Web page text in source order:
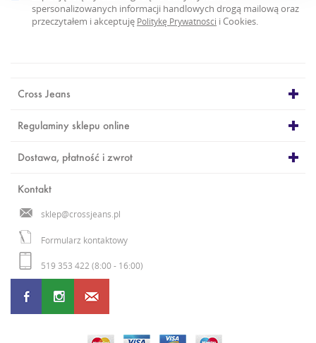
spersonalizowanych informacji handlowych drogą mailową oraz
przeczytałem i akceptuję Politykę Prywatności i Cookies.
Cross Jeans
Regulaminy sklepu online
Dostawa, płatność i zwrot
Kontakt
sklep@crossjeans.pl
Formularz kontaktowy
519 353 422 (8:00 - 16:00)